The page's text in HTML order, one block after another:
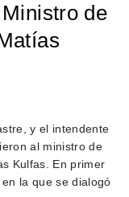
de
y el intendente
al ministro de
Kulfas. En primer
la que se dialogó